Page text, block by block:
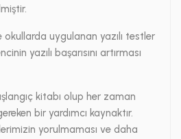
okullarda uygulanan yazılı testler
yazılı başarısını artırması
kitabı olup her zaman
bir yardımcı kaynaktır.
yorulmaması ve daha